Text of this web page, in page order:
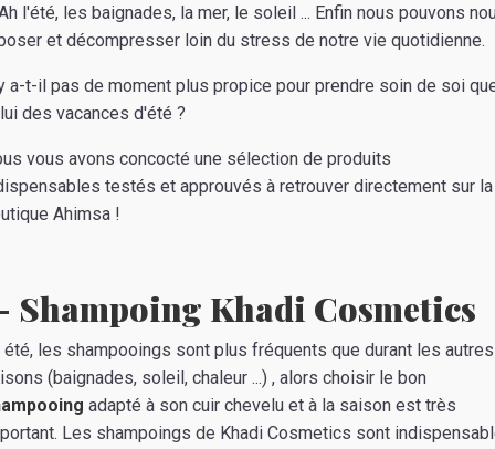
l'été, les baignades, la mer, le soleil ... Enfin nous pouvons
et décompresser loin du stress de notre vie quotidienne.
a-t-il pas de moment plus propice pour prendre soin de soi
des vacances d'été ?
vous avons concocté une sélection de produits
testés et approuvés à retrouver directement sur la
Ahimsa !
Shampoing Khadi Cosmetics
été, les shampooings sont plus fréquents que durant les autres
(baignades, soleil, chaleur ...) , alors choisir le bon
adapté à son cuir chevelu et à la saison est très
Les shampoings de Khadi Cosmetics sont